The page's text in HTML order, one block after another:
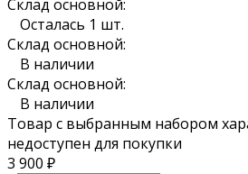
Склад основной:
Осталась 1 шт.
Склад основной:
В наличии
Склад основной:
В наличии
Товар с выбранным набором
недоступен для покупки
3 900 ₽